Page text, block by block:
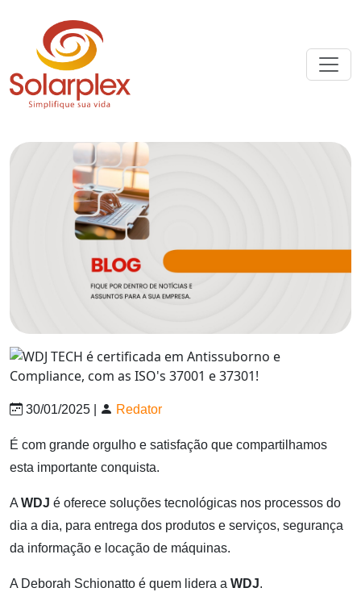
30/01/2025 | Redator
É com grande orgulho e satisfação que compartilhamos
esta importante conquista.
A WDJ é oferece soluções tecnológicas nos processos do
dia a dia, para entrega dos produtos e serviços, segurança
da informação e locação de máquinas.
A Deborah Schionatto é quem lidera a WDJ.